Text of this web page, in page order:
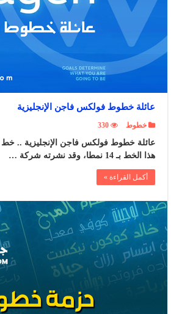
عائلة خطوط فولكس فاجن الإنجليزية
خطوط 330
عائلة خطوط فولكس فاجن الإنجليزية ..
هذا الخط بـ 14 نمطا، وقد نشرته شركة …
أكمل القراءة »